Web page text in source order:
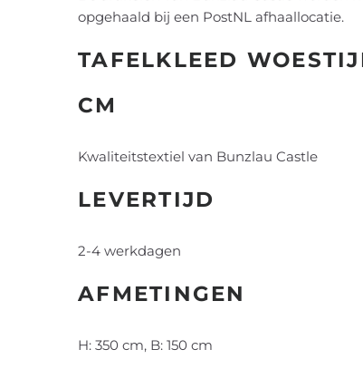
opgehaald bij een PostNL afhaallocatie.
TAFELKLEED
CM
Kwaliteitstextiel van Bunzlau Castle
LEVERTIJD
2-4 werkdagen
AFMETINGEN
H: 350 cm, B: 150 cm